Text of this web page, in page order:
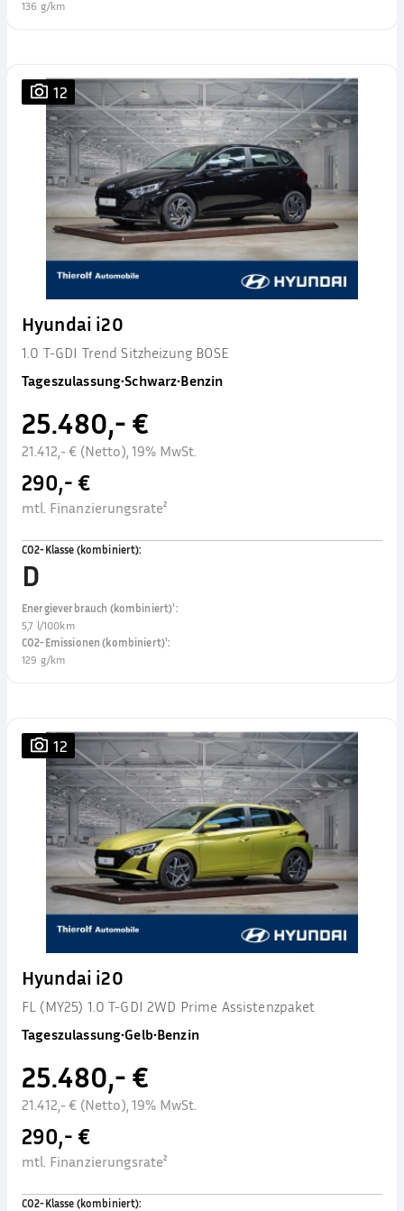
136 g/km
12
Hyundai i20
1.0 T-GDI Trend Sitzheizung BOSE
Tageszulassung•Schwarz•Benzin
25.480,- €
21.412,- € (Netto), 19% MwSt.
290,- €
mtl. Finanzierungsrate²
CO2-Klasse (kombiniert):
D
Energieverbrauch (kombiniert)¹:
5,7 l/100km
CO2-Emissionen (kombiniert)¹:
129 g/km
12
Hyundai i20
FL (MY25) 1.0 T-GDI 2WD Prime Assistenzpaket
Tageszulassung•Gelb•Benzin
25.480,- €
21.412,- € (Netto), 19% MwSt.
290,- €
mtl. Finanzierungsrate²
CO2-Klasse (kombiniert):